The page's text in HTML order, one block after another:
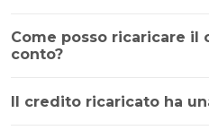
Come posso ricaricare il
conto?
Il credito ricaricato ha